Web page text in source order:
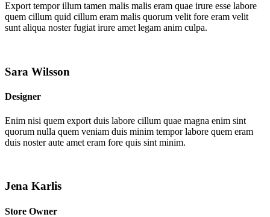
Export tempor illum tamen malis malis eram quae irure esse labore
quem cillum quid cillum eram malis quorum velit fore eram velit
sunt aliqua noster fugiat irure amet legam anim culpa.
Sara Wilsson
Designer
Enim nisi quem export duis labore cillum quae magna enim sint
quorum nulla quem veniam duis minim tempor labore quem eram
duis noster aute amet eram fore quis sint minim.
Jena Karlis
Store Owner